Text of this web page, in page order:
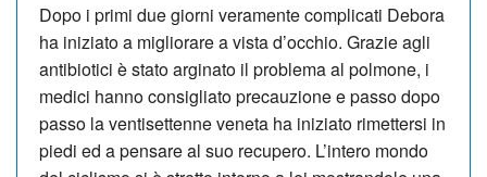
Dopo i primi due giorni veramente complicati Debora
ha iniziato a migliorare a vista d’occhio. Grazie agli
antibiotici è stato arginato il problema al polmone, i
medici hanno consigliato precauzione e passo dopo
passo la ventisettenne veneta ha iniziato rimettersi in
piedi ed a pensare al suo recupero. L’intero mondo